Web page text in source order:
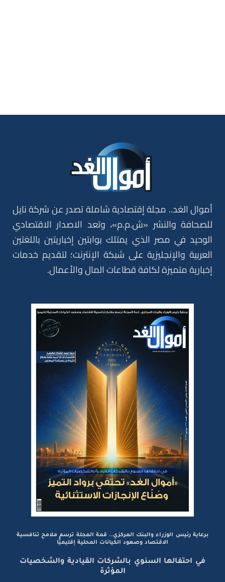
أموال الغد.. مجلة إقتصادية شاملة تصدر عن شركة نايل
للصحافة والنشر «ش.م.م»، وتعد الاصدار الاقتصادي
الوحيد في مصر الذي يمتلك بوابتين إخباريتين باللغتين
العربية والإنجليزية على شبكة الإنترنت؛ لتقديم خدمات
برعاية رئيس الوزراء والبنك المركزي.. قمة المجلة ترسم ملامح تنافسية
الاقتصاد وصعود الكيانات المحلية إقليميًّا